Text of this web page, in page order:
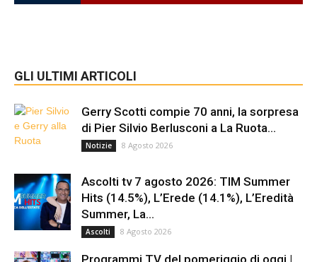
GLI ULTIMI ARTICOLI
Gerry Scotti compie 70 anni, la sorpresa
di Pier Silvio Berlusconi a La Ruota...
Notizie 8 Agosto 2026
Ascolti tv 7 agosto 2026: TIM Summer
Hits (14.5%), L’Erede (14.1%), L’Eredità
Summer, La...
Ascolti 8 Agosto 2026
Programmi TV del pomeriggio di oggi |